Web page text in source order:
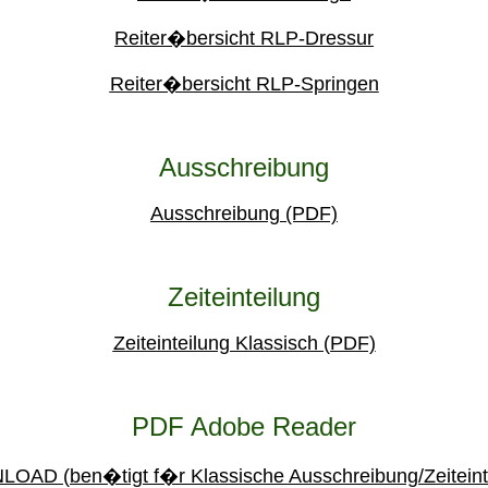
Reiter�bersicht RLP-Dressur
Reiter�bersicht RLP-Springen
Ausschreibung
Ausschreibung (PDF)
Zeiteinteilung
Zeiteinteilung Klassisch (PDF)
PDF Adobe Reader
(ben�tigt f�r Klassische Ausschreibung/